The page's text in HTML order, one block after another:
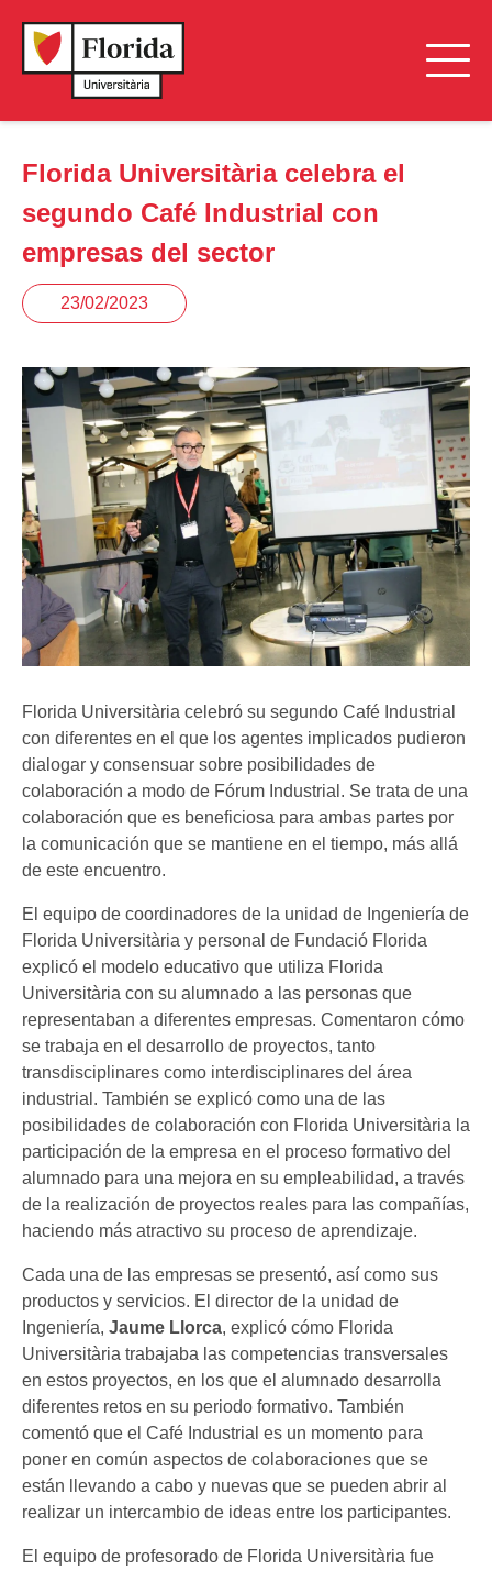
Florida Universitària celebra el
segundo Café Industrial con
empresas del sector
23/02/2023
Florida Universitària celebró su segundo Café Industrial
con diferentes en el que los agentes implicados pudieron
dialogar y consensuar sobre posibilidades de
colaboración a modo de Fórum Industrial. Se trata de una
colaboración que es beneficiosa para ambas partes por
la comunicación que se mantiene en el tiempo, más allá
de este encuentro.
El equipo de coordinadores de la unidad de Ingeniería de
Florida Universitària y personal de Fundació Florida
explicó el modelo educativo que utiliza Florida
Universitària con su alumnado a las personas que
representaban a diferentes empresas. Comentaron cómo
se trabaja en el desarrollo de proyectos, tanto
transdisciplinares como interdisciplinares del área
industrial. También se explicó como una de las
posibilidades de colaboración con Florida Universitària la
participación de la empresa en el proceso formativo del
alumnado para una mejora en su empleabilidad, a través
de la realización de proyectos reales para las compañías,
haciendo más atractivo su proceso de aprendizaje.
Cada una de las empresas se presentó, así como sus
productos y servicios. El director de la unidad de
Ingeniería, Jaume Llorca, explicó cómo Florida
Universitària trabajaba las competencias transversales
en estos proyectos, en los que el alumnado desarrolla
diferentes retos en su periodo formativo. También
comentó que el Café Industrial es un momento para
poner en común aspectos de colaboraciones que se
están llevando a cabo y nuevas que se pueden abrir al
realizar un intercambio de ideas entre los participantes.
El equipo de profesorado de Florida Universitària fue